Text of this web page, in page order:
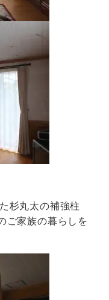
杉丸太の補強柱
ご家族の暮らしを